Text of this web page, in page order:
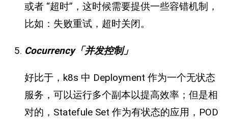
或者 “超时”，这时候需要提供一些容错机制，
比如：失败重试，超时关闭。
Cocurrency「并发控制」
好比于，k8s 中 Deployment 作为一个无状态
服务，可以运行多个副本以提高效率；但是相
对的，Statefule Set 作为有状态的应用，POD